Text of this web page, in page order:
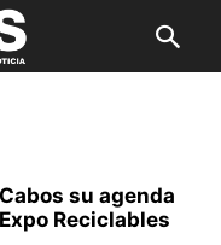
su agenda
Reciclables